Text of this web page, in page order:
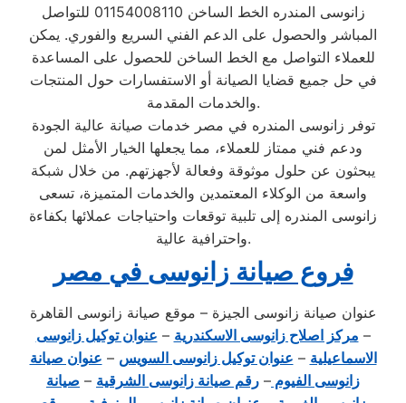
زانوسى المندره الخط الساخن 01154008110 للتواصل
المباشر والحصول على الدعم الفني السريع والفوري. يمكن
للعملاء التواصل مع الخط الساخن للحصول على المساعدة
في حل جميع قضايا الصيانة أو الاستفسارات حول المنتجات
والخدمات المقدمة.
توفر زانوسى المندره في مصر خدمات صيانة عالية الجودة
ودعم فني ممتاز للعملاء، مما يجعلها الخيار الأمثل لمن
يبحثون عن حلول موثوقة وفعالة لأجهزتهم. من خلال شبكة
واسعة من الوكلاء المعتمدين والخدمات المتميزة، تسعى
زانوسى المندره إلى تلبية توقعات واحتياجات عملائها بكفاءة
واحترافية عالية.
فروع صيانة زانوسى في مصر
عنوان صيانة زانوسى الجيزة – موقع صيانة زانوسى القاهرة
– مركز اصلاح زانوسى الاسكندرية – عنوان توكيل زانوسى
الاسماعيلية – عنوان توكيل زانوسى السويس – عنوان صيانة
زانوسى الفيوم – رقم صيانة زانوسى الشرقية – صيانة